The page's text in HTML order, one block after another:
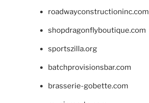
roadwayconstructioninc.com
shopdragonflyboutique.com
sportszilla.org
batchprovisionsbar.com
brasserie-gobette.com